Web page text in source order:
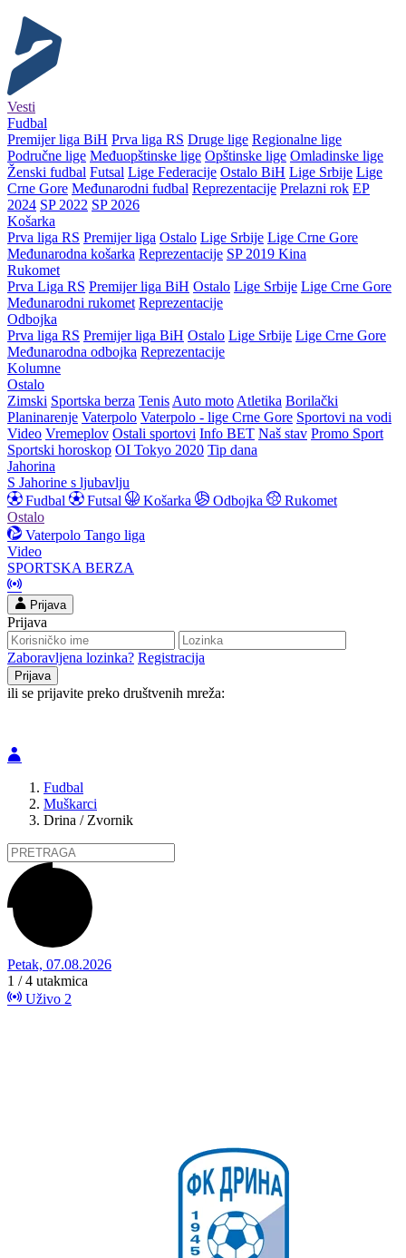
Vesti
Fudbal
Premijer liga BiH Prva liga RS Druge lige Regionalne lige
Područne lige Međuopštinske lige Opštinske lige Omladinske lige
Ženski fudbal Futsal Lige Federacije Ostalo BiH Lige Srbije Lige
Crne Gore Međunarodni fudbal Reprezentacije Prelazni rok EP
2024 SP 2022 SP 2026
Košarka
Prva liga RS Premijer liga Ostalo Lige Srbije Lige Crne Gore
Međunarodna košarka Reprezentacije SP 2019 Kina
Rukomet
Prva Liga RS Premijer liga BiH Ostalo Lige Srbije Lige Crne Gore
Međunarodni rukomet Reprezentacije
Odbojka
Prva liga RS Premijer liga BiH Ostalo Lige Srbije Lige Crne Gore
Međunarodna odbojka Reprezentacije
Kolumne
Ostalo
Zimski Sportska berza Tenis Auto moto Atletika Borilački
Planinarenje Vaterpolo Vaterpolo - lige Crne Gore Sportovi na vodi
Video Vremeplov Ostali sportovi Info BET Naš stav Promo Sport
Sportski horoskop OI Tokyo 2020 Tip dana
Jahorina
S Jahorine s ljubavlju
Fudbal
Futsal Košarka Odbojka
Rukomet
Ostalo
Vaterpolo Tango liga
Video
SPORTSKA BERZA
Prijava
Prijava
Zaboravljena lozinka? Registracija
ili se prijavite preko društvenih mreža:
Fudbal
Muškarci
Drina / Zvornik
Petak, 07.08.2026
1 / 4 utakmica
Uživo 2